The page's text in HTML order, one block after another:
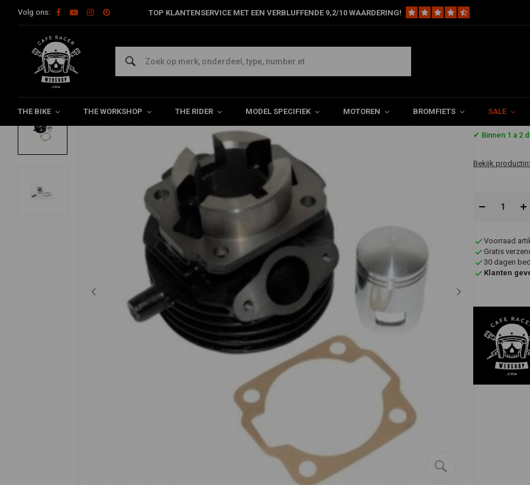
Volg ons: TOP KLANTENSERVICE MET EEN VERBLUFFENDE 9,2/10 WAARDERING!
THE BIKE THE WORKSHOP THE RIDER MODEL SPECIFIEK MOTOREN BROMFIETS SALE
Home Bromfiets Motorblok delen Cilinder & Zuiger Cilinder 38.4mm Vespa PK50XL DR
DR RACING PARTS
Cilinder 38.4mm Vespa PK50XL DR
€141,53
✔ Binnen 1 a 2
Bekijk
Voorraad
Gratis
30 dagen
Klanten